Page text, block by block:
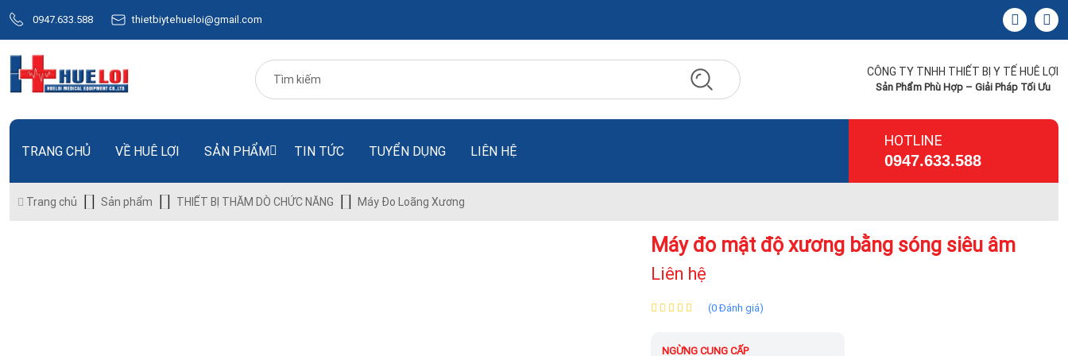
0947.633.588 thietbiytehueloi@gmail.com
CÔNG TY TNHH THIẾT BỊ Y TẾ HUÊ LỢI
Sản Phẩm Phù Hợp – Giải Pháp Tối Ưu
TRANG CHỦ VỀ HUÊ LỢI SẢN PHẨM TIN TỨC TUYỂN DỤNG LIÊN HỆ
HOTLINE
0947.633.588
Trang chủ Sản phẩm THIẾT BỊ THĂM DÒ CHỨC NĂNG Máy Đo Loãng Xương
Máy đo mật độ xương bằng sóng siêu âm
Liên hệ
(0 Đánh giá)
NGỪNG CUNG CẤP